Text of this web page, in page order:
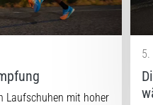
Laufschuhen mit hoher
5.